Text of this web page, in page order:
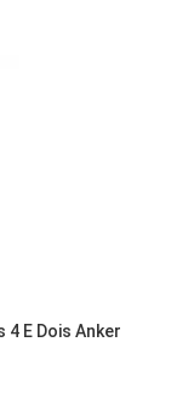
4 E Dois Anker